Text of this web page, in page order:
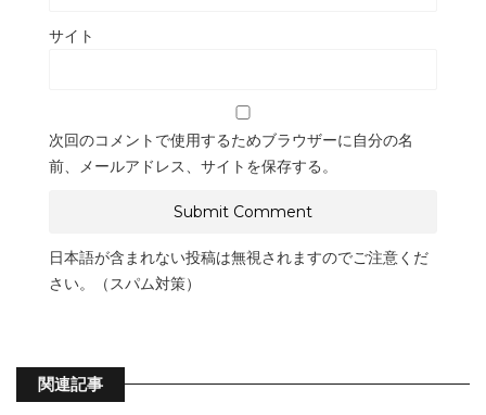
サイト
次回のコメントで使用するためブラウザーに自分の名
前、メールアドレス、サイトを保存する。
日本語が含まれない投稿は無視されますのでご注意くだ
さい。（スパム対策）
関連記事